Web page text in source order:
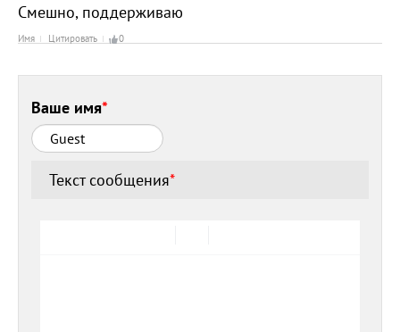
Смешно, поддерживаю
Имя Цитировать 0
Ваше имя*
Текст сообщения*